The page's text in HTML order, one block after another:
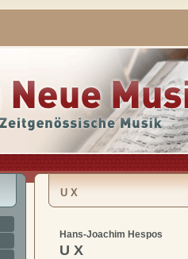
U X
Hans-Joachim Hespos
U X